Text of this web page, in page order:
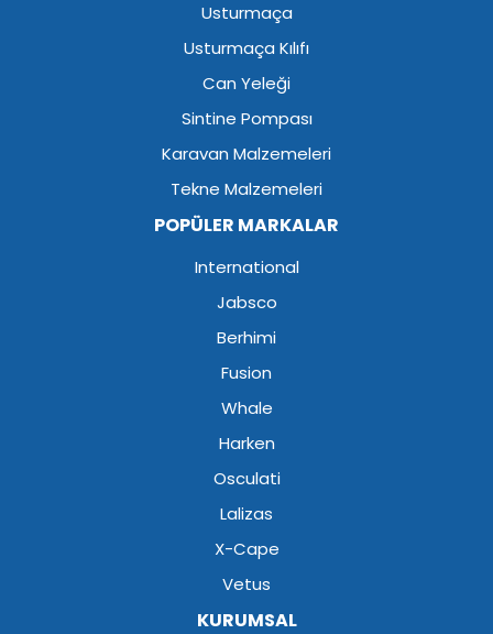
Usturmaça
Usturmaça Kılıfı
Can Yeleği
Sintine Pompası
Karavan Malzemeleri
Tekne Malzemeleri
POPÜLER MARKALAR
International
Jabsco
Berhimi
Fusion
Whale
Harken
Osculati
Lalizas
X-Cape
Vetus
KURUMSAL